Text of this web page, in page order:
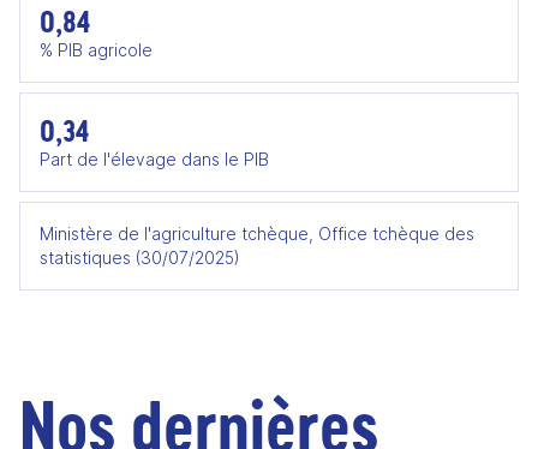
0,84
% PIB agricole
0,34
Part de l'élevage dans le PIB
Ministère de l'agriculture tchèque, Office tchèque des
statistiques (30/07/2025)
Nos dernières